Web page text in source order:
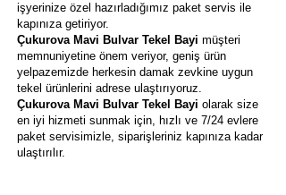
işyerinize özel hazırladığımız paket servis ile
kapınıza getiriyor.
Çukurova Mavi Bulvar Tekel Bayi müşteri
memnuniyetine önem veriyor, geniş ürün
yelpazemizde herkesin damak zevkine uygun
tekel ürünlerini adrese ulaştırıyoruz.
Çukurova Mavi Bulvar Tekel Bayi olarak size
en iyi hizmeti sunmak için, hızlı ve 7/24 evlere
paket servisimizle, siparişleriniz kapınıza kadar
ulaştırılır.